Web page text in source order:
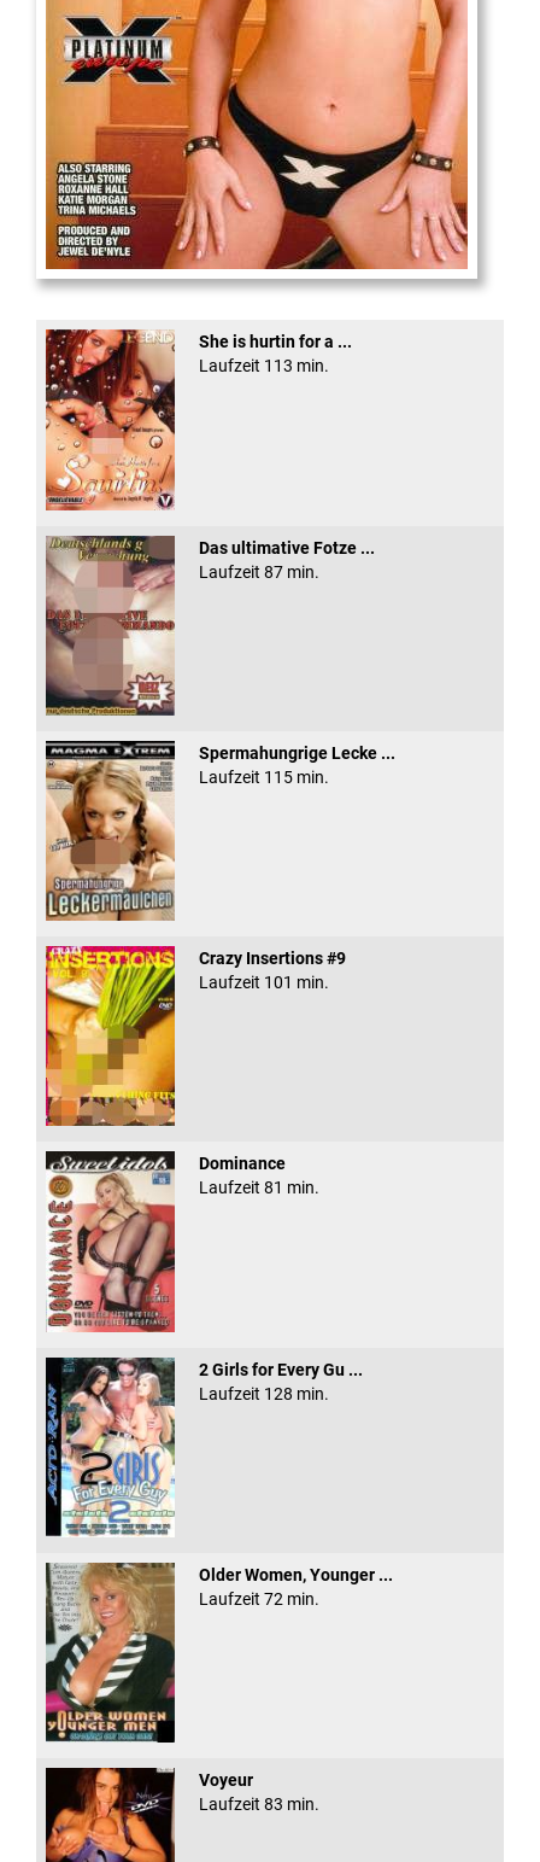
XXX Platinum Blondes #3
She is hurtin for a ...
Laufzeit 113 min.
Das ultimative Fotze ...
Laufzeit 87 min.
Spermahungrige Lecke ...
Laufzeit 115 min.
Crazy Insertions #9
Laufzeit 101 min.
Dominance
Laufzeit 81 min.
2 Girls for Every Gu ...
Laufzeit 128 min.
Older Women, Younger ...
Laufzeit 72 min.
Voyeur
Laufzeit 83 min.